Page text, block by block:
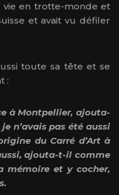
vie en trotte-monde et
et avait vu défiler
toute sa tête et se
:
à Montpellier, ajouta-
n’avais pas été aussi
du Carré d’Art à
ajouta-t-il comme
mémoire et y cocher,